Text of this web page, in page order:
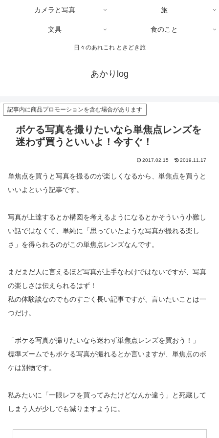
日々のあれこれ ときどき旅
あかりlog
カメラと写真 旅
文具 食のこと
記事内に商品プロモーションを含む場合があります
ボケる写真を撮りたいなら単焦点レンズを
迷わず買うといいよ！今すぐ！
2017.02.15 2019.11.17
単焦点を買うと写真を撮るのが楽しくなるから、単焦点を買うと
いいよという記事です。
写真が上達するとか構図を考えるようになるとかそういう小難し
い話ではなくて、単純に「思っていたような写真が撮れる楽し
さ」を得られるのがこの単焦点レンズなんです。
まだまだ人に言えるほど写真が上手なわけではないですが、写真
の楽しさは伝えられるはず！
私の体験談なのでものすごく長い記事ですが、言いたいことは一
つだけ。
「ボケる写真が撮りたいなら迷わず単焦点レンズを買おう！」
標準ズームでもボケる写真が撮れるとか言いますが、単焦点のボ
ケは別物です。
私みたいに「一眼レフを買ってみたけどなんか違う」と死蔵して
しまう人が少しでも減りますように。